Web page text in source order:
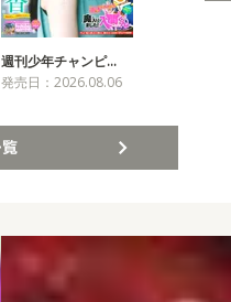
週刊少年チャンピ…
発売日：2026.08.06